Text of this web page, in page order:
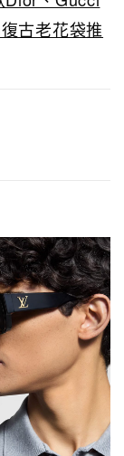
古老花袋推